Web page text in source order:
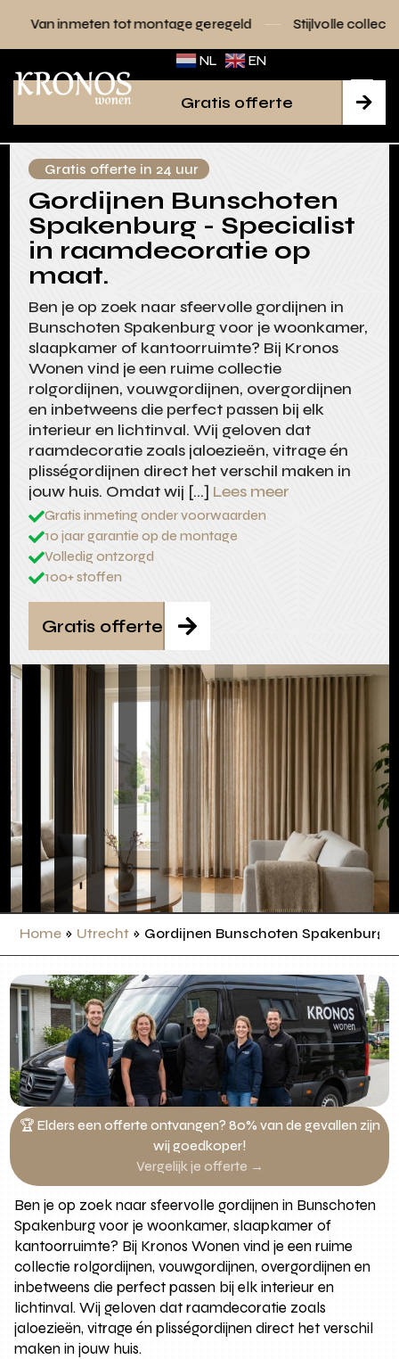
tot montage geregeld Stijlvolle collecties voor elk
NL EN

Gratis offerte
Gratis offerte in 24 uur
Gordijnen Bunschoten
Spakenburg - Specialist
in raamdecoratie op
maat.
Ben je op zoek naar sfeervolle gordijnen in
Bunschoten Spakenburg voor je woonkamer,
slaapkamer of kantoorruimte? Bij Kronos
Wonen vind je een ruime collectie
rolgordijnen, vouwgordijnen, overgordijnen
en inbetweens die perfect passen bij elk
interieur en lichtinval. Wij geloven dat
raamdecoratie zoals jaloezieën, vitrage én
plisségordijnen direct het verschil maken in
jouw huis. Omdat wij […] Lees meer
Gratis inmeting onder voorwaarden
10 jaar garantie op de montage
Volledig ontzorgd
100+ stoffen

Gratis offerte
Home » Utrecht » Gordijnen Bunschoten Spakenburg
🏆 Elders een offerte ontvangen? 80% van de gevallen zijn
wij goedkoper!
Vergelijk je offerte →
Ben je op zoek naar sfeervolle gordijnen in Bunschoten
Spakenburg voor je woonkamer, slaapkamer of
kantoorruimte? Bij Kronos Wonen vind je een ruime
collectie rolgordijnen, vouwgordijnen, overgordijnen en
inbetweens die perfect passen bij elk interieur en
lichtinval. Wij geloven dat raamdecoratie zoals
jaloezieën, vitrage én plisségordijnen direct het verschil
maken in jouw huis.